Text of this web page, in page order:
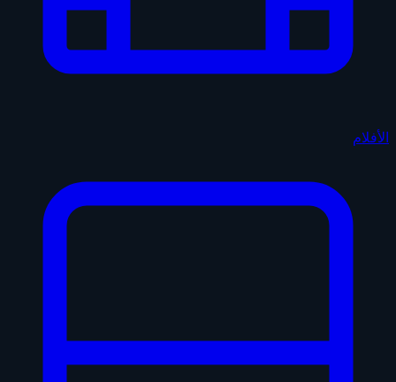
الأفلام